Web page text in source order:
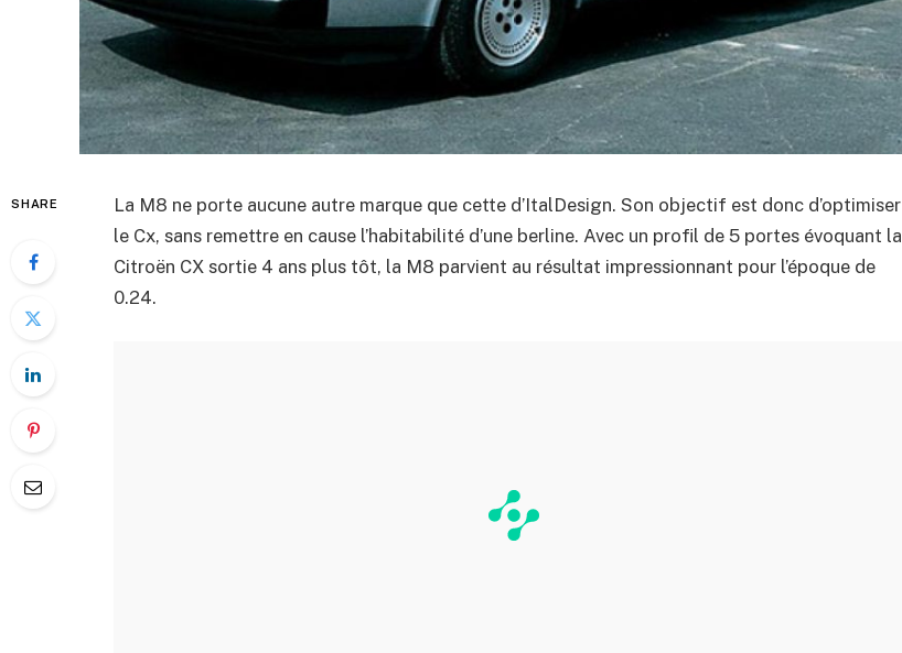
SHARE
La M8 ne porte aucune autre marque que cette d’ItalDesign. Son objectif est donc d’optimiser
le Cx, sans remettre en cause l’habitabilité d’une berline. Avec un profil de 5 portes évoquant la
Citroën CX sortie 4 ans plus tôt, la M8 parvient au résultat impressionnant pour l’époque de
0.24.